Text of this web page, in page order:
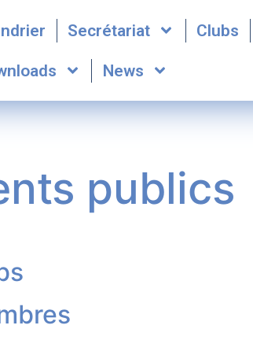
Secrétariat Clubs
News
publics